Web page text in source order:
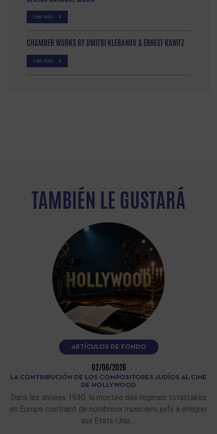
Leer más
CHAMBER WORKS BY DMITRI KLEBANOV & ERNEST KANITZ
Leer más
TAMBIÉN LE GUSTARÁ
ARTÍCULOS DE FONDO
02/06/2026
LA CONTRIBUCIÓN DE LOS COMPOSITORES JUDÍOS AL CINE
DE HOLLYWOOD
Dans les années 1930, la montée des régimes totalitaires
en Europe contraint de nombreux musiciens juifs à émigrer
aux Etats-Unis.…